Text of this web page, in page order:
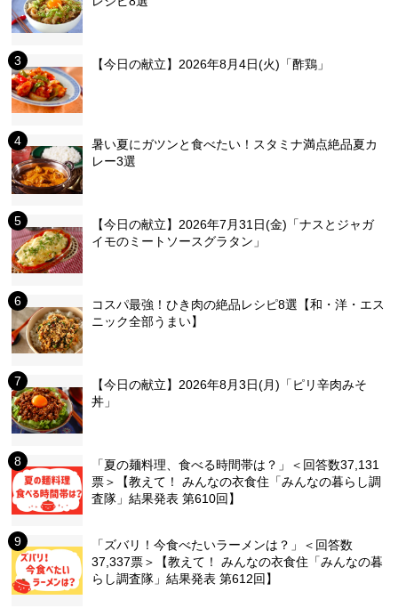
【今日の献立】2026年8月4日(火)「酢鶏」
暑い夏にガツンと食べたい！スタミナ満点絶品夏カ
レー3選
【今日の献立】2026年7月31日(金)「ナスとジャガ
イモのミートソースグラタン」
コスパ最強！ひき肉の絶品レシピ8選【和・洋・エス
ニック全部うまい】
【今日の献立】2026年8月3日(月)「ピリ辛肉みそ
丼」
「夏の麺料理、食べる時間帯は？」＜回答数37,131
票＞【教えて！ みんなの衣食住「みんなの暮らし調
査隊」結果発表 第610回】
「ズバリ！今食べたいラーメンは？」＜回答数
37,337票＞【教えて！ みんなの衣食住「みんなの暮
らし調査隊」結果発表 第612回】